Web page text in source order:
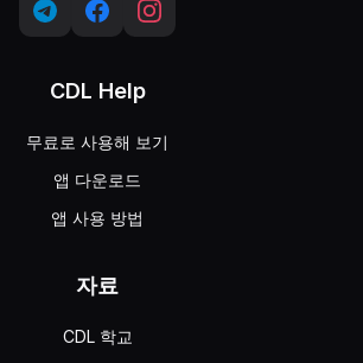
CDL Help
무료로 사용해 보기
앱 다운로드
앱 사용 방법
자료
CDL 학교